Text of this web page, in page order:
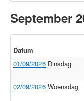
September
Datum
01/09/2026 Dinsdag
02/09/2026 Woensdag